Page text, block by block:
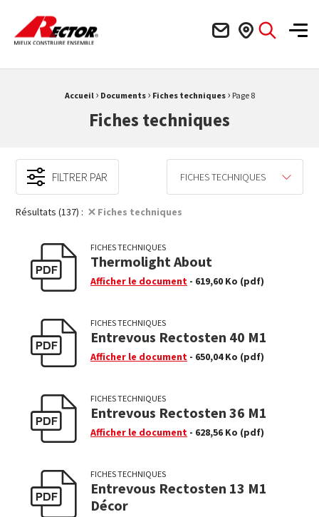
Rector Mieux construire ensemble
Fil d'Ariane :Accueil › Documents › Fiches techniques › Page 8
Fiches techniques
FILTRER PAR FICHES TECHNIQUES
Résultats (137) : Fiches techniques
FICHES TECHNIQUES
Thermolight About
Afficher le document - 619,60 Ko (pdf)
FICHES TECHNIQUES
Entrevous Rectosten 40 M1
Afficher le document - 650,04 Ko (pdf)
FICHES TECHNIQUES
Entrevous Rectosten 36 M1
Afficher le document - 628,56 Ko (pdf)
FICHES TECHNIQUES
Entrevous Rectosten 13 M1
Décor